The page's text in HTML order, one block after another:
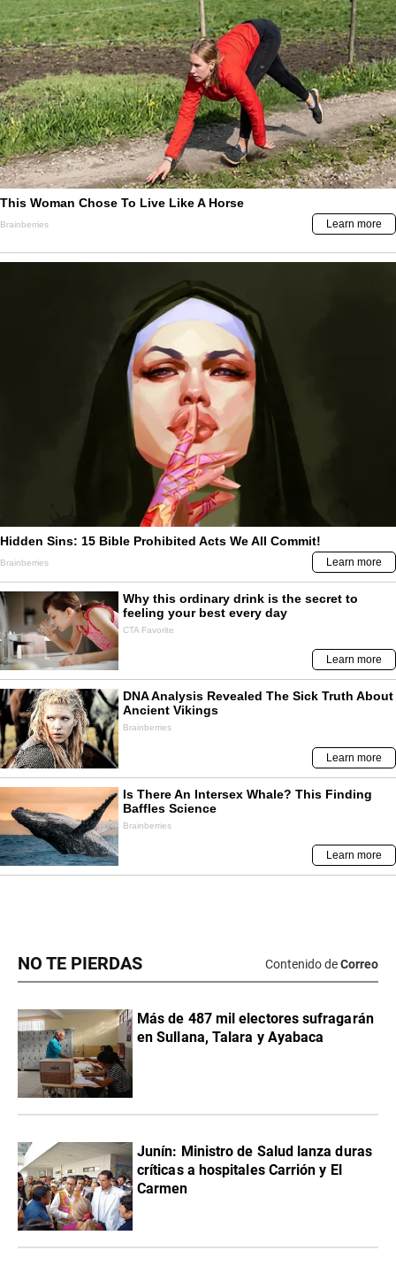
NO TE PIERDAS Contenido deCorreo
Más de 487 mil electores sufragarán
en Sullana, Talara y Ayabaca
Junín: Ministro de Salud lanza duras
críticas a hospitales Carrión y El
Carmen